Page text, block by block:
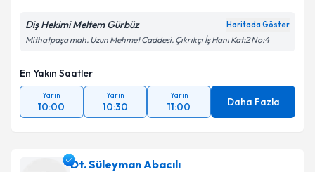
Diş Hekimi Meltem Gürbüz Haritada Göster
Mithatpaşa mah. Uzun Mehmet Caddesi. Çıkrıkçı İş Hanı Kat:2 No:4
En Yakın Saatler
Yarın
10:00
Yarın
10:30
Yarın
11:00 Daha Fazla
Dt. Süleyman Abacılı